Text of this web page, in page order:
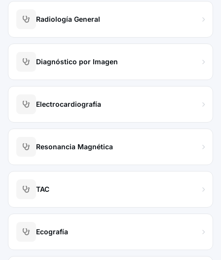
Radiología General
Diagnóstico por Imagen
Electrocardiografía
Resonancia Magnética
TAC
Ecografía